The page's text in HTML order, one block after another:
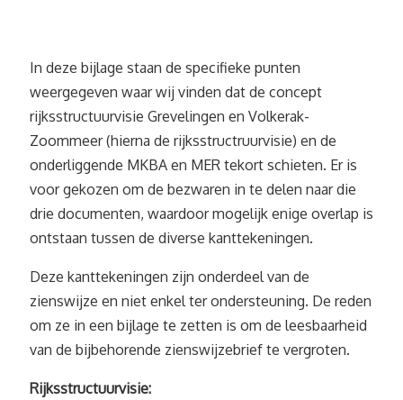
In deze bijlage staan de specifieke punten
weergegeven waar wij vinden dat de concept
rijksstructuurvisie Grevelingen en Volkerak-
Zoommeer (hierna de rijksstructruurvisie) en de
onderliggende MKBA en MER tekort schieten. Er is
voor gekozen om de bezwaren in te delen naar die
drie documenten, waardoor mogelijk enige overlap is
ontstaan tussen de diverse kanttekeningen.
Deze kanttekeningen zijn onderdeel van de
zienswijze en niet enkel ter ondersteuning. De reden
om ze in een bijlage te zetten is om de leesbaarheid
van de bijbehorende zienswijzebrief te vergroten.
Rijksstructuurvisie: